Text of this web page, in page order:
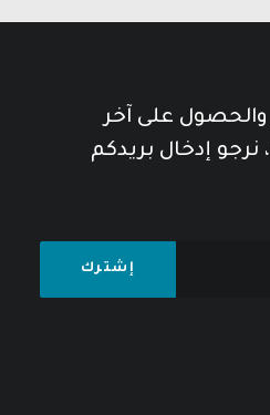
والحصول على آخر
إدخال بريدكم